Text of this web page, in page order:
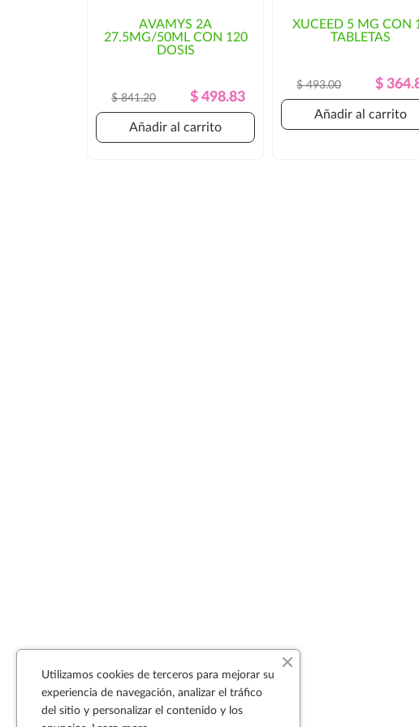
tiempo de entrega. En ese caso, se solicitaría autorización
AVAMYS 2A
27.5MG/50ML CON 120
DOSIS
Precio
Regular
$ 841.20 Precio
$ 498.83
Añadir al carrito
XUCEED 5 MG CON
TABLETAS
Precio
Regular
$ 493.00 Precio
$
Añadir al carrito
Utilizamos cookies de terceros para mejorar su
experiencia de navegación, analizar el tráfico
del sitio y personalizar el contenido y los